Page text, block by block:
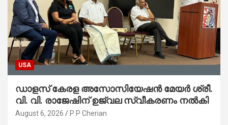
USA
ഡാളസ് കേരള അസോസിയേഷൻ മേയർ ശ്രീ.
വി. വി. രാജേഷിന് ഉജ്വല സ്വീകരണം നൽകി
August 6, 2026 P P Cherian